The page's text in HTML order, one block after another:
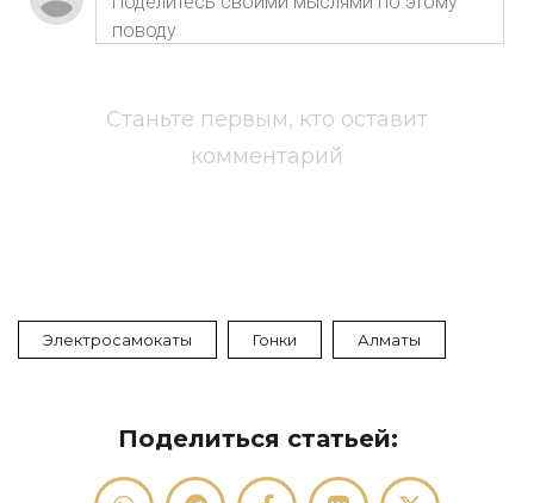
Станьте первым, кто оставит
комментарий
Электросамокаты Гонки Алматы
Поделиться статьей: